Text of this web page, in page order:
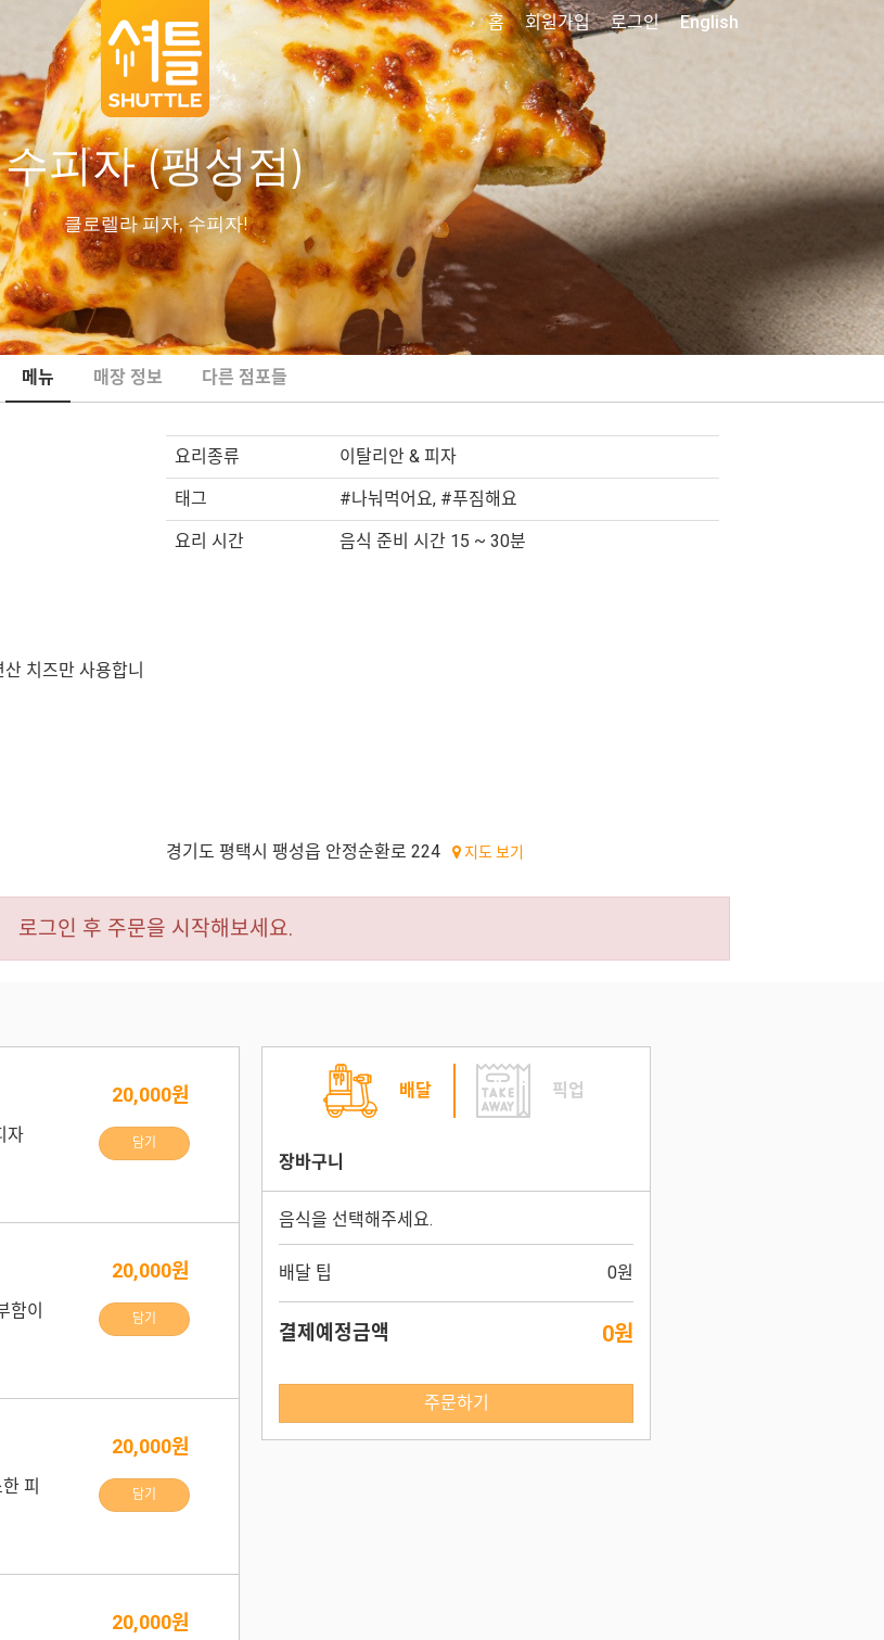
수피자 (팽성점)
클로렐라 피자, 수피자!
홈 회원가입 로그인 English
메뉴 매장 정보 다른 점포들
요리종류 이탈리안 & 피자
태그 #나눠먹어요, #푸짐해요
요리 시간 음식 준비 시간 15 ~ 30분
치즈만 사용합니
경기도 평택시 팽성읍 안정순환로 224 지도 보기
로그인 후 주문을 시작해보세요.
자
20,000원
담기
함이
20,000원
담기
피
20,000원
담기
20,000원
배달 픽업
장바구니
음식을 선택해주세요.
배달 팁 0원
결제예정금액 0원
주문하기